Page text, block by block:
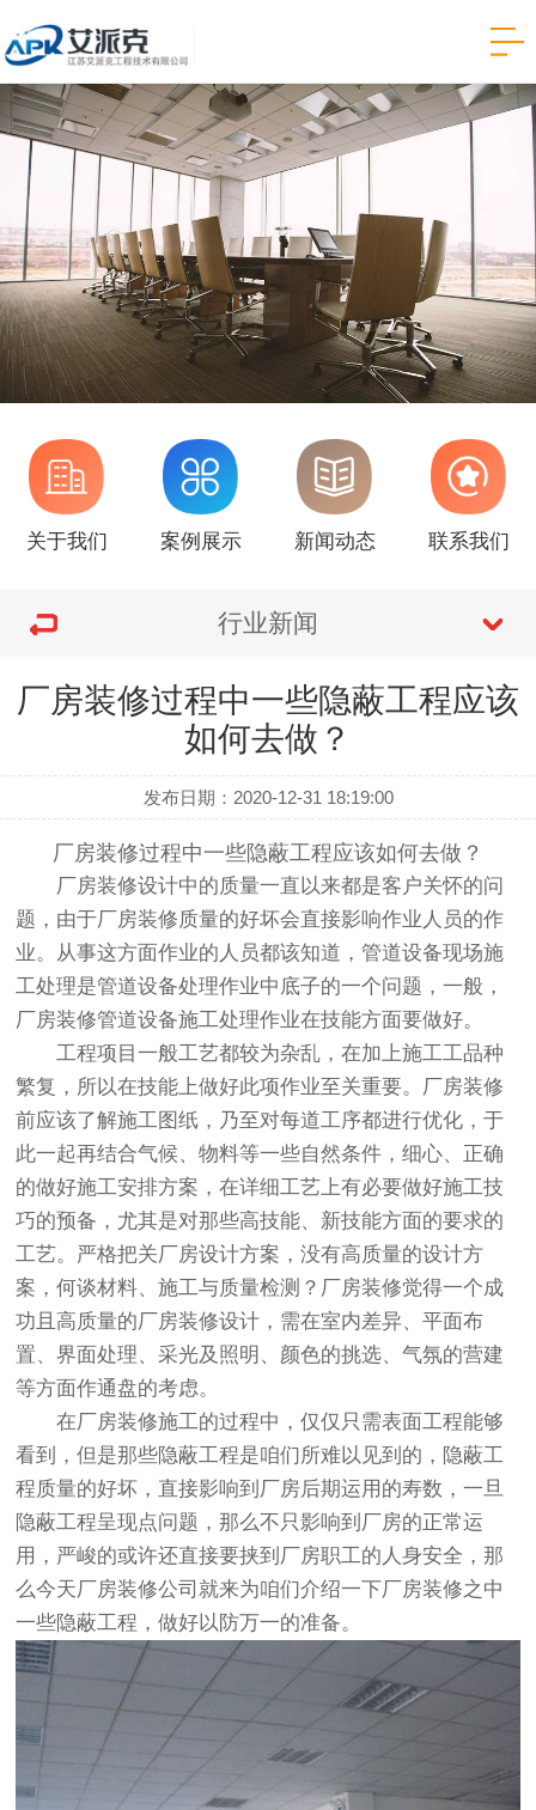
关于我们 案例展示 新闻动态 联系我们
行业新闻
厂房装修过程中一些隐蔽工程应该
如何去做？
发布日期：2020-12-31 18:19:00
厂房装修过程中一些隐蔽工程应该如何去做？
厂房装修设计中的质量一直以来都是客户关怀的问
题，由于厂房装修质量的好坏会直接影响作业人员的作
业。从事这方面作业的人员都该知道，管道设备现场施
工处理是管道设备处理作业中底子的一个问题，一般，
厂房装修管道设备施工处理作业在技能方面要做好。
工程项目一般工艺都较为杂乱，在加上施工工品种
繁复，所以在技能上做好此项作业至关重要。厂房装修
前应该了解施工图纸，乃至对每道工序都进行优化，于
此一起再结合气候、物料等一些自然条件，细心、正确
的做好施工安排方案，在详细工艺上有必要做好施工技
巧的预备，尤其是对那些高技能、新技能方面的要求的
工艺。严格把关厂房设计方案，没有高质量的设计方
案，何谈材料、施工与质量检测？厂房装修觉得一个成
功且高质量的厂房装修设计，需在室内差异、平面布
置、界面处理、采光及照明、颜色的挑选、气氛的营建
等方面作通盘的考虑。
在厂房装修施工的过程中，仅仅只需表面工程能够
看到，但是那些隐蔽工程是咱们所难以见到的，隐蔽工
程质量的好坏，直接影响到厂房后期运用的寿数，一旦
隐蔽工程呈现点问题，那么不只影响到厂房的正常运
用，严峻的或许还直接要挟到厂房职工的人身安全，那
么今天厂房装修公司就来为咱们介绍一下厂房装修之中
一些隐蔽工程，做好以防万一的准备。